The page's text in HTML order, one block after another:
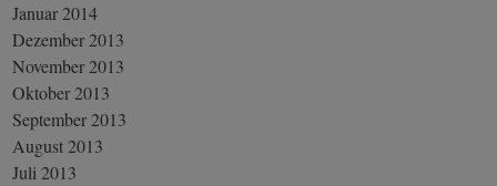
Januar 2014
Dezember 2013
November 2013
Oktober 2013
September 2013
August 2013
Juli 2013